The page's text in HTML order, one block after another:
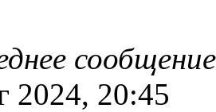
2024, 20:45